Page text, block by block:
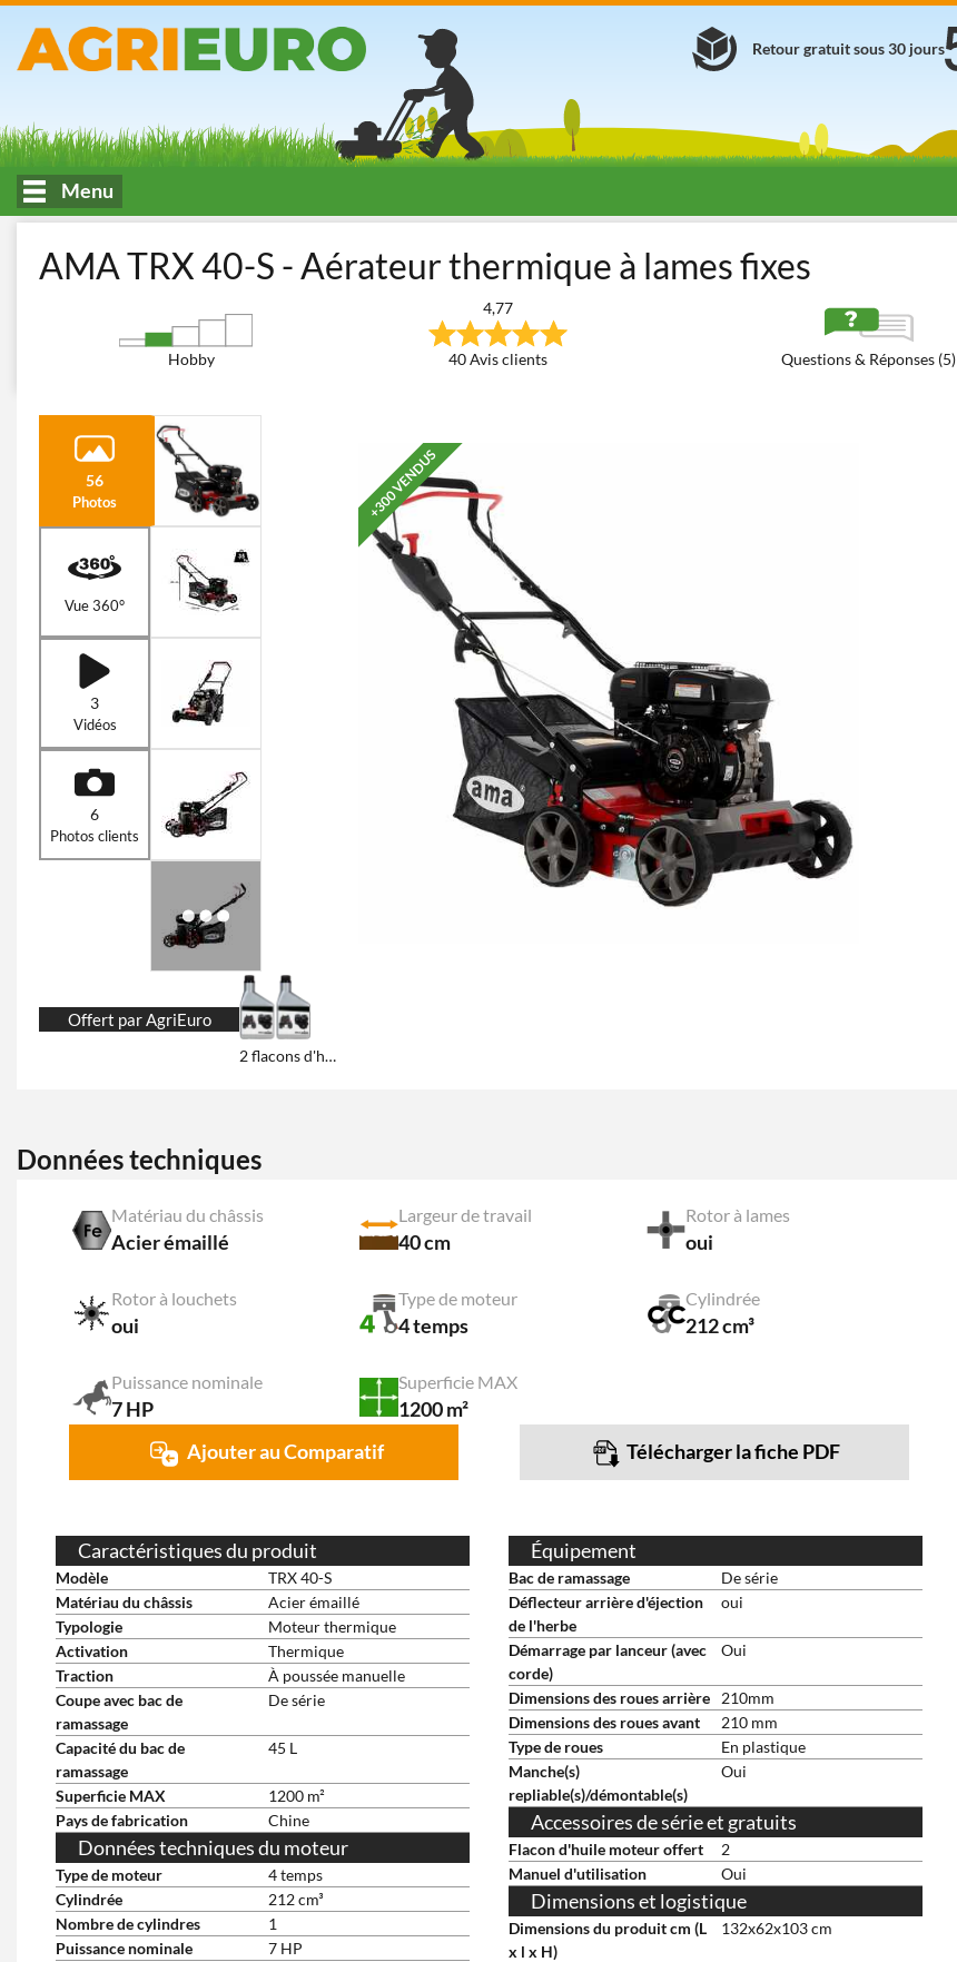
Retour gratuit sous 30 jours
Menu
AMA TRX 40-S - Aérateur thermique à lames fixes
Hobby
4,77
40 Avis clients Questions & Réponses (5)
56
Photos
Vue 360°
3
Vidéos
6
Photos clients
+300 VENDUS
Offert par AgriEuro
2 flacons d'huile de 600 ml
Données techniques
Matériau du châssis
Acier émaillé
Largeur de travail
40 cm
Rotor à lames
oui
Rotor à louchets
oui
Type de moteur
4 temps
Cylindrée
212 cm³
Puissance nominale
7 HP
Superficie MAX
1200 m²
Ajouter au Comparatif Télécharger la fiche PDF
Caractéristiques du produit
Modèle
TRX 40-S
Matériau du châssis
Acier émaillé
Typologie
Moteur thermique
Activation
Thermique
Traction
À poussée manuelle
Coupe avec bac de
ramassage
De série
Capacité du bac de
ramassage
45 L
Superficie MAX
1200 m²
Pays de fabrication
Chine
Données techniques du moteur
Type de moteur
4 temps
Cylindrée
212 cm³
Nombre de cylindres
1
Puissance nominale
7 HP
Équipement
Bac de ramassage
De série
Déflecteur arrière d'éjection
de l'herbe
oui
Démarrage par lanceur (avec
corde)
Oui
Dimensions des roues arrière
210mm
Dimensions des roues avant
210 mm
Type de roues
En plastique
Manche(s)
repliable(s)/démontable(s)
Oui
Accessoires de série et gratuits
Flacon d'huile moteur offert
2
Manuel d'utilisation
Oui
Dimensions et logistique
Dimensions du produit cm (L
x l x H)
132x62x103 cm